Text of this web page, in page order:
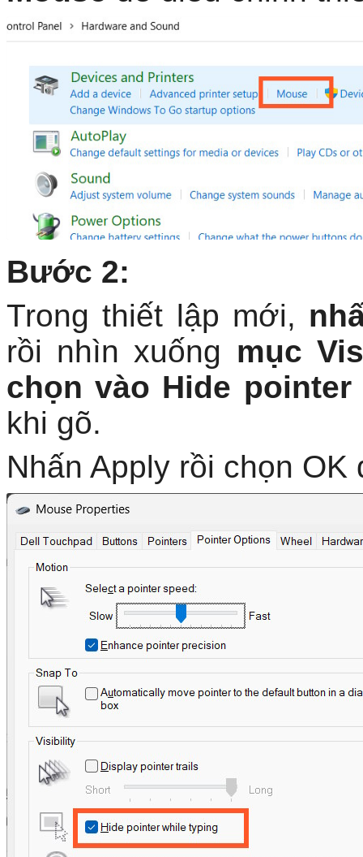
Bước 2:
Trong thiết lập mới,
rồi nhìn xuống mục
chọn vào Hide
khi gõ.
Nhấn Apply rồi chọn